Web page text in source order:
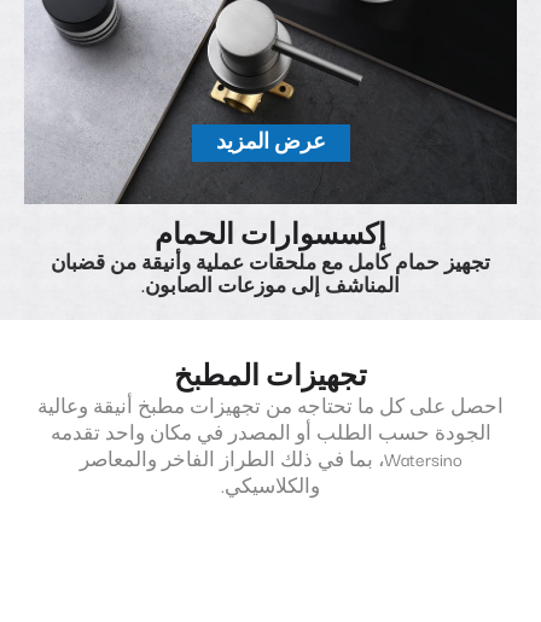
عرض المزيد
إكسسوارات الحمام
تجهيز حمام كامل مع ملحقات عملية وأنيقة من قضبان
المناشف إلى موزعات الصابون.
تجهيزات المطبخ
احصل على كل ما تحتاجه من تجهيزات مطبخ أنيقة وعالية
الجودة حسب الطلب أو المصدر في مكان واحد تقدمه
Watersino، بما في ذلك الطراز الفاخر والمعاصر
والكلاسيكي.